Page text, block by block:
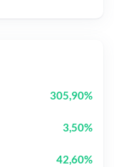
305,90%
3,50%
42,60%